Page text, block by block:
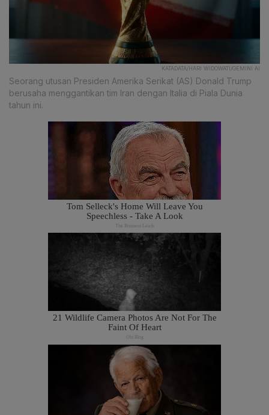
KATADATA/HARI WIDOWATI/GEMINI AI
Seorang utusan Presiden Amerika Serikat (AS) Donald Trump
berusaha menggantikan tim Iran dengan Italia di Piala Dunia
tahun ini.